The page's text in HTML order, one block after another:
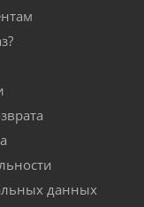
данных